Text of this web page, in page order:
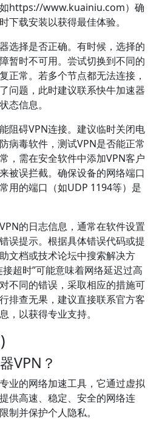
https://www.kuainiu.com）确
下载安装以获得最佳体验。
选择是否正确。有时候，选择的
暂时不可用。尝试切换到不同的
正常。若多个节点都无法连接，
问题，此时建议联系快牛加速器
态信息。
阻碍VPN连接。建议临时关闭电
病毒软件，测试VPN是否能正常
，需在安全软件中添加VPN客户
被误拦截。确保设备的网络端口
用的端口（如UDP 1194等）是
的日志信息，通常在软件设置
误提示。根据具体错误代码或提
文档或技术论坛中搜索解决方
超时”可能意味着网络延迟过高
不同的错误，采取相应的措施可
排查无果，建议直接联系官方客
，以获得专业支持。
VPN？
业的网络加速工具，它通过虚拟
供高速、稳定、安全的网络连
制并保护个人隐私。